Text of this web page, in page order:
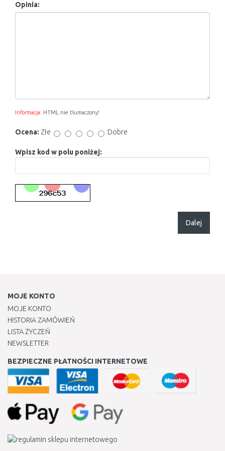
Opinia:
Informacja: HTML nie tłumaczony!
Ocena: Złe Dobre
Wpisz kod w polu poniżej:
Dalej
MOJE KONTO
MOJE KONTO
HISTORIA ZAMÓWIEŃ
LISTA ŻYCZEŃ
NEWSLETTER
BEZPIECZNE PŁATNOŚCI INTERNETOWE